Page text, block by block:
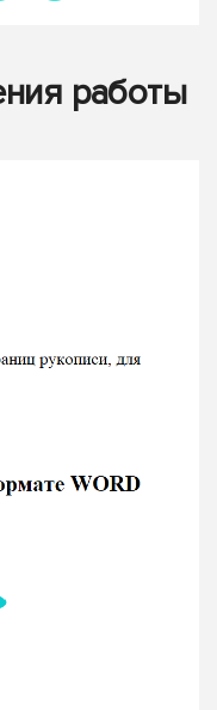
работы